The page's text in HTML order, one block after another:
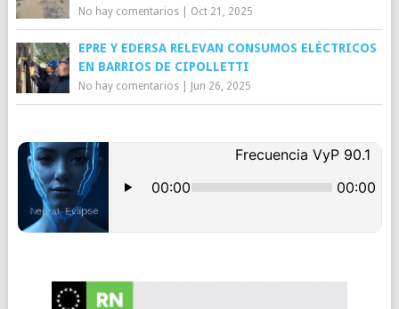
No hay comentarios| Oct 21, 2025
EPRE Y EDERSA RELEVAN CONSUMOS ELÉCTRICOS
EN BARRIOS DE CIPOLLETTI
No hay comentarios| Jun 26, 2025